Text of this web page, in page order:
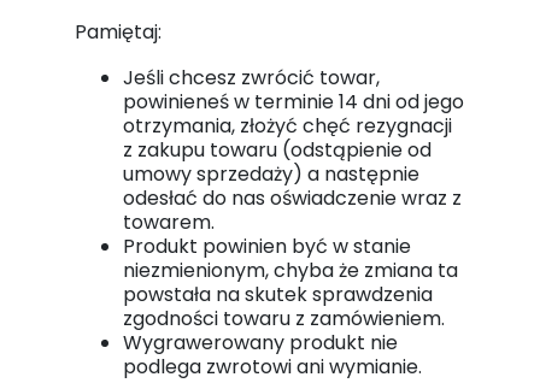
Pamiętaj:
Jeśli chcesz zwrócić towar,
powinieneś w terminie 14 dni od jego
otrzymania, złożyć chęć rezygnacji
z zakupu towaru (odstąpienie od
umowy sprzedaży) a następnie
odesłać do nas oświadczenie wraz z
towarem.
Produkt powinien być w stanie
niezmienionym, chyba że zmiana ta
powstała na skutek sprawdzenia
zgodności towaru z zamówieniem.
Wygrawerowany produkt nie
podlega zwrotowi ani wymianie.